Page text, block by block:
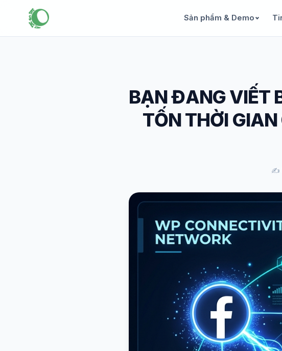
Sản phẩm & Demo
BẠN ĐANG VIẾT
TỐN THỜI
✍️